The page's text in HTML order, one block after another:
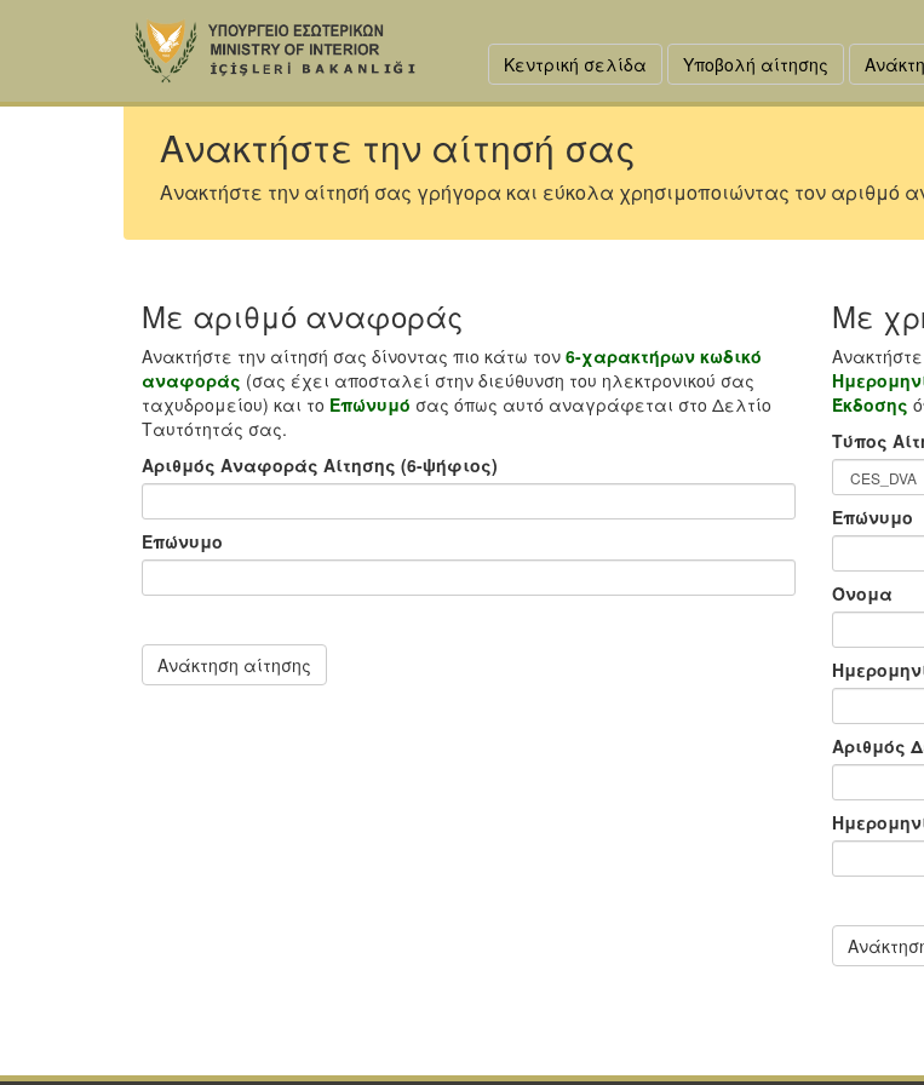
Κεντρική σελίδα Υποβολή αίτησης
Ανακτήστε την αίτησή σας
Ανακτήστε την αίτησή σας γρήγορα και εύκολα χρησιμοποιώντας τον αριθμό
Με αριθμό αναφοράς
Ανακτήστε την αίτησή σας δίνοντας πιο κάτω τον 6-χαρακτήρων κωδικό
αναφοράς (σας έχει αποσταλεί στην διεύθυνση του ηλεκτρονικού σας
ταχυδρομείου) και το Επώνυμό σας όπως αυτό αναγράφεται στο Δελτίο
Ταυτότητάς σας.
Αριθμός Αναφοράς Αίτησης (6-ψήφιος)
Επώνυμο
Με
Έκδοσης
Τύπος
Επώνυμο
Όνομα
Αριθμός